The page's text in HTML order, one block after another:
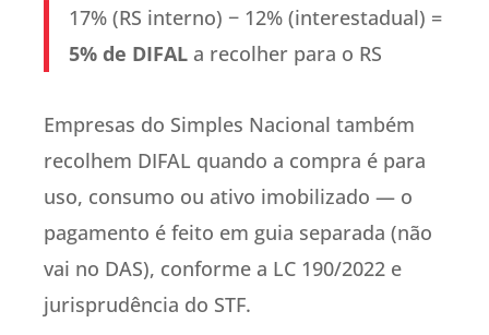
17% (RS interno) − 12% (interestadual) =
5% de DIFALa recolher para o RS
Empresas do Simples Nacional também
recolhem DIFAL quando a compra é para
uso, consumo ou ativo imobilizado — o
pagamento é feito em guia separada (não
vai no DAS), conforme a LC 190/2022 e
jurisprudência do STF.